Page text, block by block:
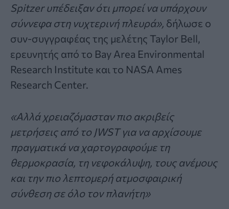
Spitzer υπέδειξαν ότι μπορεί να υπάρχουν
σύννεφα στη νυχτερινή πλευρά», δήλωσε ο
συν-συγγραφέας της μελέτης Taylor Bell,
ερευνητής από το Bay Area Environmental
Research Institute και το NASA Ames
Research Center.
«Αλλά χρειαζόμασταν πιο ακριβείς
μετρήσεις από το JWST για να αρχίσουμε
πραγματικά να χαρτογραφούμε τη
θερμοκρασία, τη νεφοκάλυψη, τους ανέμους
και την πιο λεπτομερή ατμοσφαιρική
σύνθεση σε όλο τον πλανήτη»